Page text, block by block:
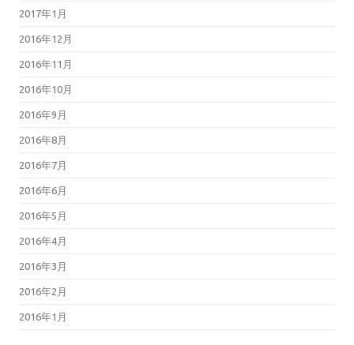
2017年1月
2016年12月
2016年11月
2016年10月
2016年9月
2016年8月
2016年7月
2016年6月
2016年5月
2016年4月
2016年3月
2016年2月
2016年1月